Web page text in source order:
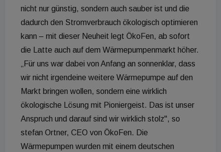
nicht nur günstig, sondern auch sauber ist und die
dadurch den Stromverbrauch ökologisch optimieren
kann – mit dieser Neuheit legt ÖkoFen, ab sofort
die Latte auch auf dem Wärmepumpenmarkt höher.
„Für uns war dabei von Anfang an sonnenklar, dass
wir nicht irgendeine weitere Wärmepumpe auf den
Markt bringen wollen, sondern eine wirklich
ökologische Lösung mit Pioniergeist. Das ist unser
Anspruch und darauf sind wir wirklich stolz", so
stefan Ortner, CEO von ÖkoFen. Die
Wärmepumpen wurden mit einem deutschen